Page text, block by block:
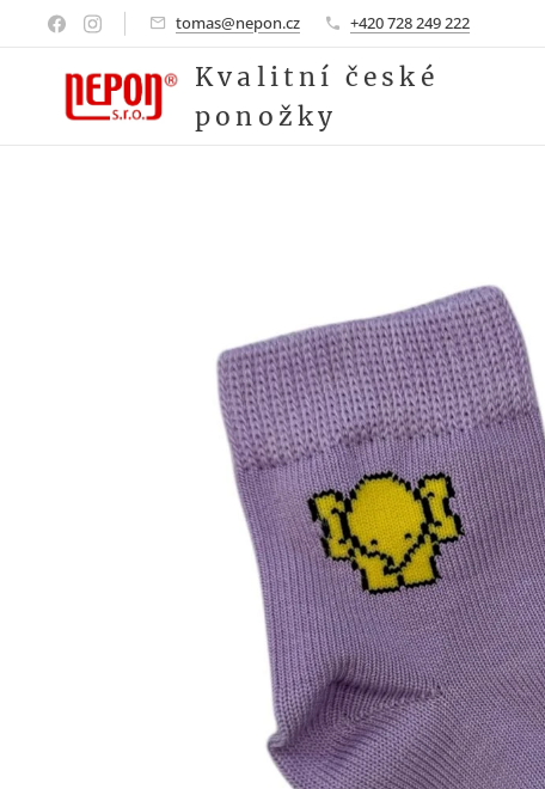
tomas@nepon.cz +420 728 249 222
Kvalitní české
ponožky